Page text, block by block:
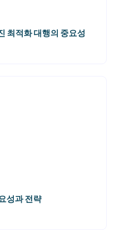
최적화 대행의 중요성
성과 전략